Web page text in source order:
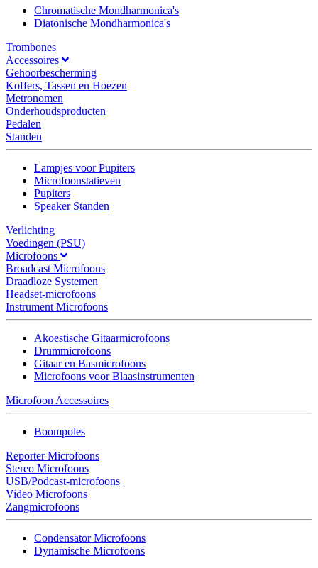
Chromatische Mondharmonica's
Diatonische Mondharmonica's
Trombones
Accessoires
Gehoorbescherming
Koffers, Tassen en Hoezen
Metronomen
Onderhoudsproducten
Pedalen
Standen
Lampjes voor Pupiters
Microfoonstatieven
Pupiters
Speaker Standen
Verlichting
Voedingen (PSU)
Microfoons
Broadcast Microfoons
Draadloze Systemen
Headset-microfoons
Instrument Microfoons
Akoestische Gitaarmicrofoons
Drummicrofoons
Gitaar en Basmicrofoons
Microfoons voor Blaasinstrumenten
Microfoon Accessoires
Boompoles
Reporter Microfoons
Stereo Microfoons
USB/Podcast-microfoons
Video Microfoons
Zangmicrofoons
Condensator Microfoons
Dynamische Microfoons